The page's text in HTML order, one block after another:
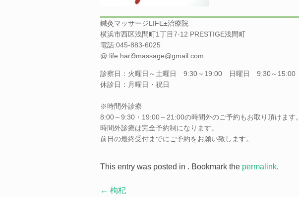
鍼灸マッサージLIFE±治療院
横浜市西区浅間町1丁目7-12 PRESTIGE浅間町
電話:045-883-6025
@:life.hari9massage@gmail.com
診察日：火曜日～土曜日 9:30～19:00 日曜日 9:30～15:00
休診日：月曜日・祝日
※時間外診療
8:00～9:30・19:00～21:00の時間外のご予約もお取り頂けます。
時間外診療は完全予約制になります。
前日の最終受付までにご予約をお願い致します。
This entry was posted in . Bookmark the permalink.
Post
← 枸杞